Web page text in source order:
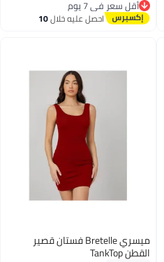
أقل سعر في 7 يوم
توصيل مجاني
أقل سعر في 7 يوم
احصل عليه خلال10
ميسري Bretelle فستان قصير
القطن TankTop